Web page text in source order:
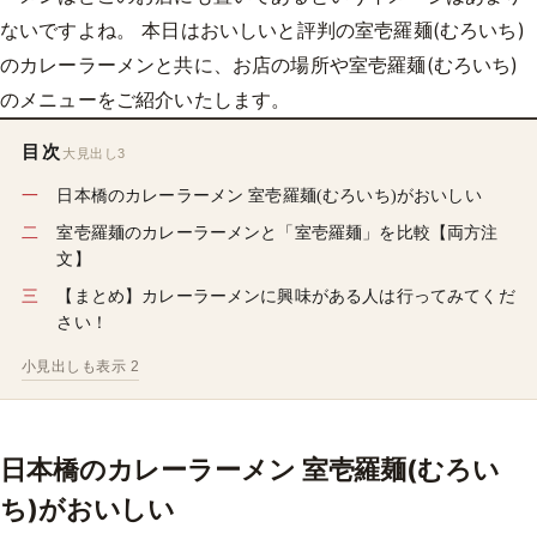
ないですよね。 本日はおいしいと評判の室壱羅麺(むろいち)
のカレーラーメンと共に、お店の場所や室壱羅麺(むろいち)
のメニューをご紹介いたします。
目次 大見出し3
日本橋のカレーラーメン 室壱羅麺(むろいち)がおいしい
室壱羅麺のカレーラーメンと「室壱羅麺」を比較【両方注
文】
【まとめ】カレーラーメンに興味がある人は行ってみてくだ
さい！
小見出しも表示 2
日本橋のカレーラーメン 室壱羅麺(むろい
ち)がおいしい